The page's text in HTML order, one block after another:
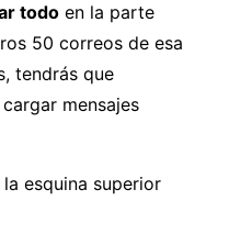
todo en la parte
50 correos de esa
tendrás que
mensajes
la esquina superior